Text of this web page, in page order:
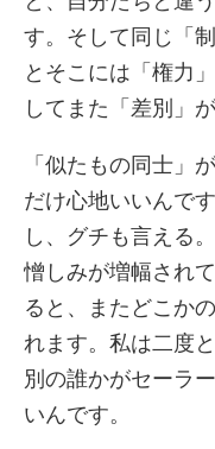
す。そして同じ「
とそこには「権力
してまた「差別」
「似たもの同士」
だけ心地いいんで
し、グチも言える
憎しみが増幅され
ると、またどこか
れます。私は二度
別の誰かがセーラ
いんです。